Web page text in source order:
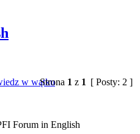
Strona 1 z 1 [ Posty: 2 ]
Forum in English